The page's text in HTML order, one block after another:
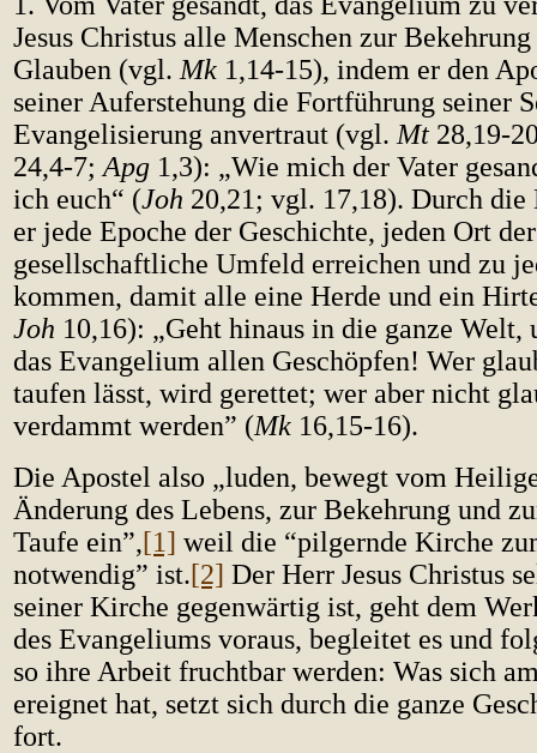
Jesus Christus alle Menschen zur
Glauben (vgl. Mk 1,14-15), indem er den
seiner Auferstehung die Fortführung seiner
Evangelisierung anvertraut (vgl. Mt 28,19-
24,4-7; Apg 1,3): „Wie mich der Vater
ich euch“ (Joh 20,21; vgl. 17,18). Durch
er jede Epoche der Geschichte, jeden Ort
gesellschaftliche Umfeld erreichen und zu
kommen, damit alle eine Herde und ein
Joh 10,16): „Geht hinaus in die ganze Welt,
das Evangelium allen Geschöpfen! Wer
taufen lässt, wird gerettet; wer aber nicht
verdammt werden” (Mk 16,15-16).
Die Apostel also „luden, bewegt vom
Änderung des Lebens, zur Bekehrung und
Taufe ein”,[1] weil die “pilgernde Kirche
notwendig” ist.[2] Der Herr Jesus Christus
seiner Kirche gegenwärtig ist, geht dem
des Evangeliums voraus, begleitet es und
so ihre Arbeit fruchtbar werden: Was sich
ereignet hat, setzt sich durch die ganze
fort.